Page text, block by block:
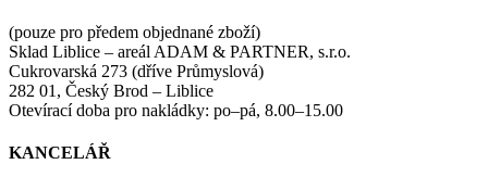
(pouze pro předem objednané zboží)
Sklad Liblice – areál ADAM & PARTNER, s.r.o.
Cukrovarská 273 (dříve Průmyslová)
282 01, Český Brod – Liblice
Otevírací doba pro nakládky: po–pá, 8.00–15.00
KANCELÁŘ